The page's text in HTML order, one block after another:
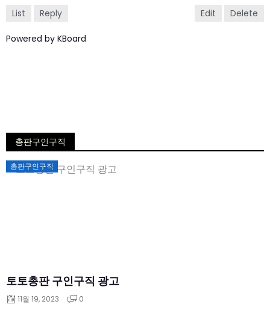
List
Reply Edit Delete
Powered by KBoard
총판구인구직
총판구인구직
토토총판 구인구직 광고
Posted
on
11월 19, 2023 0